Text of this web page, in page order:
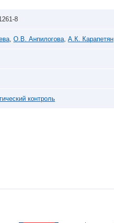
8
О.В. Анпилогова А.К. Карапетян
контроль